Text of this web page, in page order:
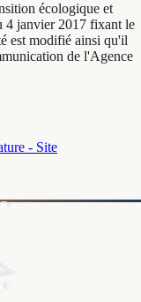
écologique et
4 janvier 2017 fixant le
est modifié ainsi qu'il
de l'Agence
- Site